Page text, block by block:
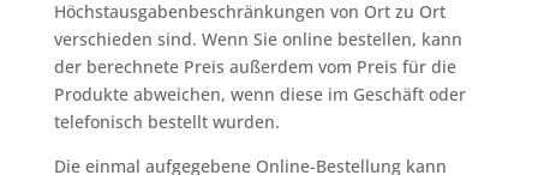
Höchstausgabenbeschränkungen von Ort zu Ort
verschieden sind. Wenn Sie online bestellen, kann
der berechnete Preis außerdem vom Preis für die
Produkte abweichen, wenn diese im Geschäft oder
telefonisch bestellt wurden.
Die einmal aufgegebene Online-Bestellung kann